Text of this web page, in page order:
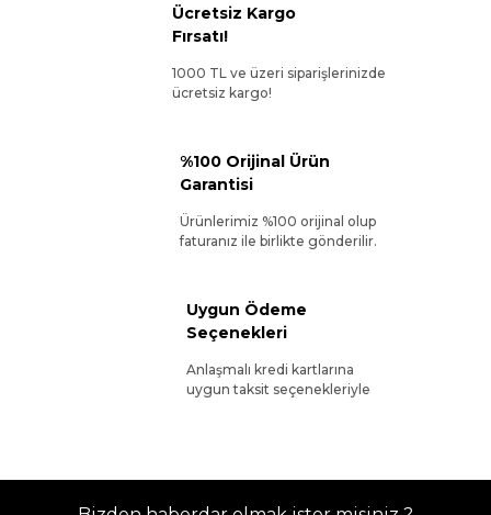
Ücretsiz Kargo
Fırsatı!
1000 TL ve üzeri siparişlerinizde
ücretsiz kargo!
%100 Orijinal Ürün
Garantisi
Ürünlerimiz %100 orijinal olup
faturanız ile birlikte gönderilir.
Uygun Ödeme
Seçenekleri
Anlaşmalı kredi kartlarına
uygun taksit seçenekleriyle